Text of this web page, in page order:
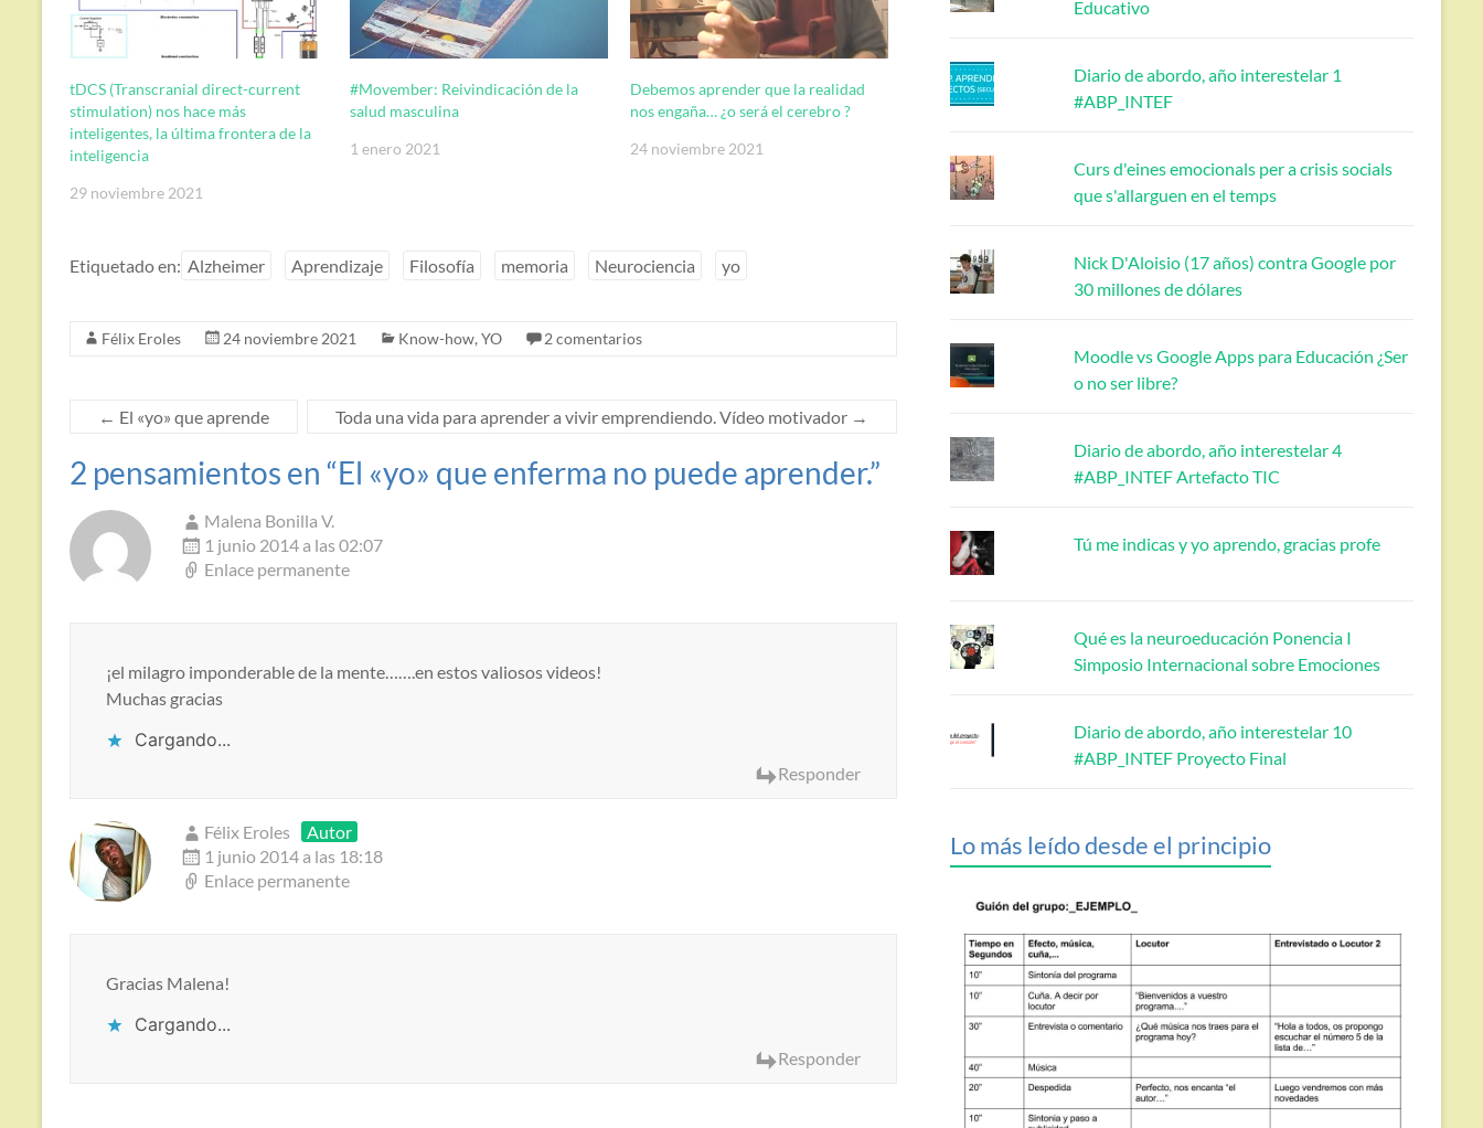
tDCS (Transcranial direct-current
stimulation) nos hace más
inteligentes, la última frontera de la
inteligencia
29 noviembre 2021
#Movember: Reivindicación de la
salud masculina
1 enero 2021
Debemos aprender que la realidad
nos engaña… ¿o será el cerebro ?
24 noviembre 2021
Etiquetado en: Alzheimer Aprendizaje Filosofía memoria Neurociencia yo
Félix Eroles 24 noviembre 2021 Know-how, YO 2 comentarios
← El «yo» que aprende Toda una vida para aprender a vivir emprendiendo. Vídeo motivador →
2 pensamientos en “El «yo» que enferma no puede aprender.”
Malena Bonilla V.
1 junio 2014 a las 02:07
Enlace permanente
¡el milagro imponderable de la mente…….en estos valiosos videos!
Muchas gracias
Cargando...
Responder
Félix Eroles
Autor
1 junio 2014 a las 18:18
Enlace permanente
Gracias Malena!
Cargando...
Responder
Educativo
Diario de abordo, año interestelar 1
#ABP_INTEF
Curs d'eines emocionals per a crisis socials
que s'allarguen en el temps
Nick D'Aloisio (17 años) contra Google por
30 millones de dólares
Moodle vs Google Apps para Educación ¿Ser
o no ser libre?
Diario de abordo, año interestelar 4
#ABP_INTEF Artefacto TIC
Tú me indicas y yo aprendo, gracias profe
Qué es la neuroeducación Ponencia I
Simposio Internacional sobre Emociones
Diario de abordo, año interestelar 10
#ABP_INTEF Proyecto Final
Lo más leído desde el principio